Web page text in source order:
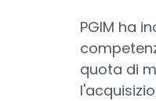
PGIM ha
quota di